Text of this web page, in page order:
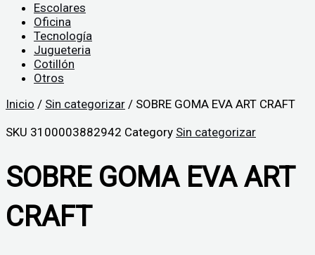
Escolares
Oficina
Tecnología
Jugueteria
Cotillón
Otros
Inicio / Sin categorizar / SOBRE GOMA EVA ART CRAFT
SKU 3100003882942 Category Sin categorizar
SOBRE GOMA EVA ART
CRAFT